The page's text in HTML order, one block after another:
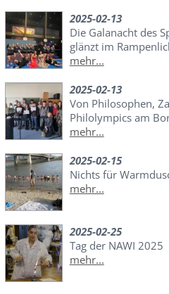
2025-02-13
Die Galanacht des
glänzt im
mehr...
2025-02-13
Von Philosophen,
Philolympics am
mehr...
2025-02-15
Nichts für
mehr...
2025-02-25
Tag der NAWI 2025
mehr...